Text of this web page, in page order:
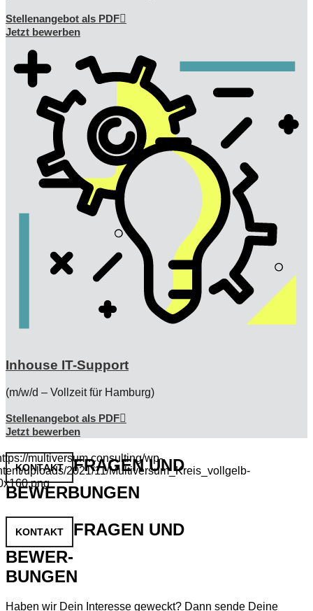
Stellenangebot als PDF
Jetzt bewerben
Inhouse IT-Support
(m/w/d – Vollzeit für Hamburg)
Stellenangebot als PDF
Jetzt bewerben
KONTAKT
FRAGEN UND
BEWERBUNGEN
KONTAKT
FRAGEN UND
BEWER-
BUNGEN
Haben wir Dein Interesse geweckt? Dann sende Deine